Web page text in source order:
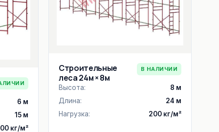
6 м
15 м
кг/м²
Строительные
леса 24м × 8м
В НАЛИЧИИ
Высота:
8 м
Длина:
24 м
Нагрузка:
200 кг/м²